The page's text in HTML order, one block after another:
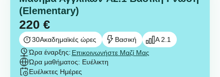
(Elementary)
220 €
30Ακαδημαϊκές ώρες Βασική
A 2.1
Ώρα έναρξης: Επικοινωνήστε Μαζί Μας
Ώρα μαθήματος: Ευέλικτη
Ευέλικτες Ημέρες